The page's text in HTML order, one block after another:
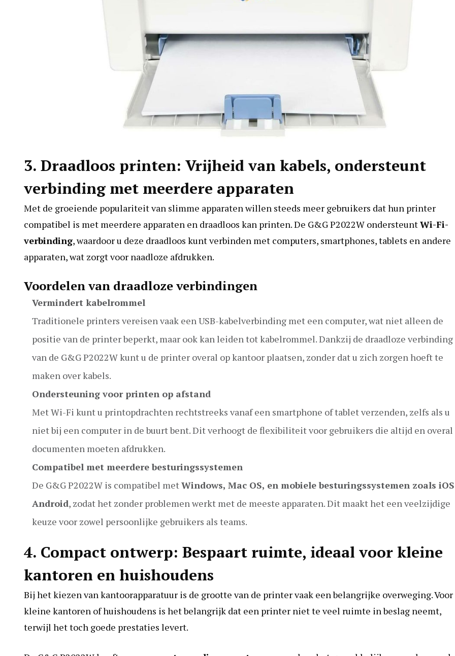
3. Draadloos printen: Vrijheid van kabels, ondersteunt
verbinding met meerdere apparaten
Met de groeiende populariteit van slimme apparaten willen steeds meer gebruikers dat hun printer
compatibel is met meerdere apparaten en draadloos kan printen. De G&G P2022W ondersteuntWi-Fi-
verbinding, waardoor u deze draadloos kunt verbinden met computers, smartphones, tablets en andere
apparaten, wat zorgt voor naadloze afdrukken.
Voordelen van draadloze verbindingen
Vermindert kabelrommel
Traditionele printers vereisen vaak een USB-kabelverbinding met een computer, wat niet alleen de
positie van de printer beperkt, maar ook kan leiden tot kabelrommel. Dankzij de draadloze verbinding
van de G&G P2022W kunt u de printer overal op kantoor plaatsen, zonder dat u zich zorgen hoeft te
maken over kabels.
Ondersteuning voor printen op afstand
Met Wi-Fi kunt u printopdrachten rechtstreeks vanaf een smartphone of tablet verzenden, zelfs als u
niet bij een computer in de buurt bent. Dit verhoogt de flexibiliteit voor gebruikers die altijd en overal
documenten moeten afdrukken.
Compatibel met meerdere besturingssystemen
De G&G P2022W is compatibel metWindows, Mac OS, en mobiele besturingssystemen zoals
Android, zodat het zonder problemen werkt met de meeste apparaten. Dit maakt het een veelzijdige
keuze voor zowel persoonlijke gebruikers als teams.
4. Compact ontwerp: Bespaart ruimte, ideaal voor kleine
kantoren en huishoudens
Bij het kiezen van kantoorapparatuur is de grootte van de printer vaak een belangrijke overweging. Voor
kleine kantoren of huishoudens is het belangrijk dat een printer niet te veel ruimte in beslag neemt,
terwijl het toch goede prestaties levert.